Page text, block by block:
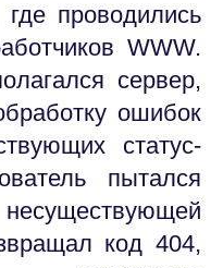
проводились
WWW.
сервер,
ошибок
статус-
пытался
код 404,